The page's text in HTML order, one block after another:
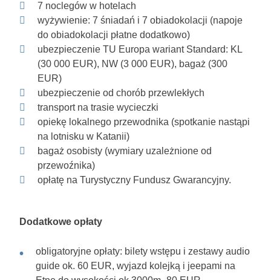
7 noclegów w hotelach
wyżywienie: 7 śniadań i 7 obiadokolacji (napoje
do obiadokolacji płatne dodatkowo)
ubezpieczenie TU Europa wariant Standard: KL
(30 000 EUR), NW (3 000 EUR), bagaż (300
EUR)
ubezpieczenie od chorób przewlekłych
transport na trasie wycieczki
opiekę lokalnego przewodnika (spotkanie nastąpi
na lotnisku w Katanii)
bagaż osobisty (wymiary uzależnione od
przewoźnika)
opłatę na Turystyczny Fundusz Gwarancyjny.
Dodatkowe opłaty
obligatoryjne opłaty: bilety wstępu i zestawy audio
guide ok. 60 EUR, wyjazd kolejką i jeepami na